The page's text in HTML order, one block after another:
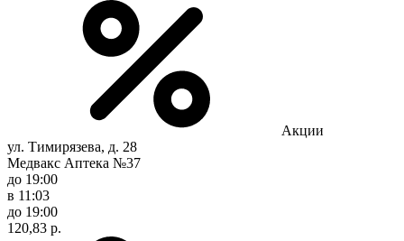
Акции
ул. Тимирязева, д. 28
Медвакс Аптека №37
до 19:00
в 11:03
до 19:00
120,83 р.